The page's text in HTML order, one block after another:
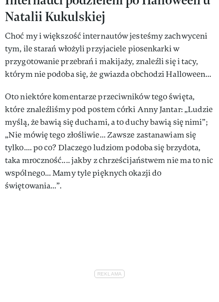
Natalii Kukulskiej
Choć my i większość internautów jesteśmy zachwyceni
tym, ile starań włożyli przyjaciele piosenkarki w
przygotowanie przebrań i makijaży, znaleźli się i tacy,
którym nie podoba się, że gwiazda obchodzi Halloween...
Oto niektóre komentarze przeciwników tego święta,
które znaleźliśmy pod postem córki Anny Jantar: „Ludzie
myślą, że bawią się duchami, a to duchy bawią się nimi”;
„Nie mówię tego złośliwie... Zawsze zastanawiam się
tylko.... po co? Dlaczego ludziom podoba się brzydota,
taka mroczność.... jakby z chrześcijaństwem nie ma to nic
wspólnego... Mamy tyle pięknych okazji do
świętowania...”.